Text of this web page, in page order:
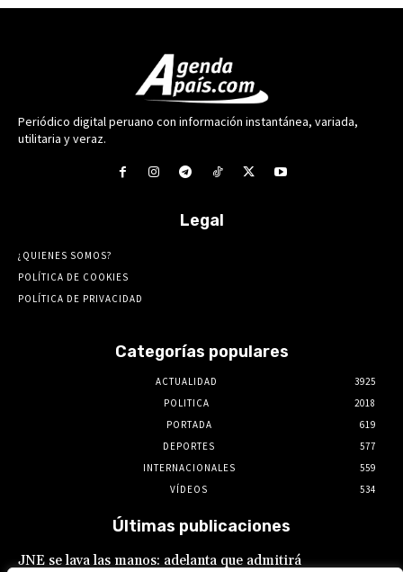
Periódico digital peruano con información instantánea, variada,
utilitaria y veraz.
Legal
¿QUIENES SOMOS?
POLÍTICA DE COOKIES
POLÍTICA DE PRIVACIDAD
Categorías populares
ACTUALIDAD
3925
POLITICA
2018
PORTADA
619
DEPORTES
577
INTERNACIONALES
559
VÍDEOS
534
Últimas publicaciones
JNE se lava las manos: adelanta que admitirá